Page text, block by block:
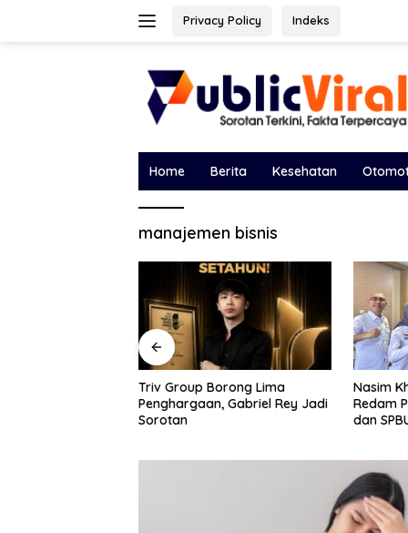
Privacy Policy Indeks
Home Berita Kesehatan
manajemen bisnis
Nasim Khan Turun Tangan
Redam Polemik Holding PTPN
dan SPBUN-SGN, Dorong Solusi
Bawa
DPRD,
Dewan